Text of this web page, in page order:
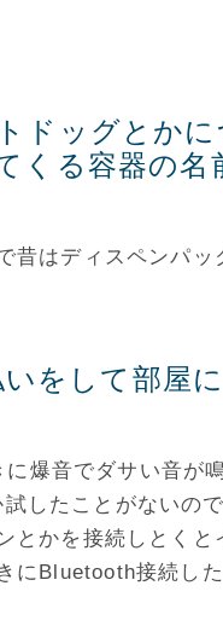
ドッグとか
くる容器の名
昔はディスペンパッ
をして部屋
爆音でダサい音が
したことがないの
とかを接続しとく
にBluetooth接続し